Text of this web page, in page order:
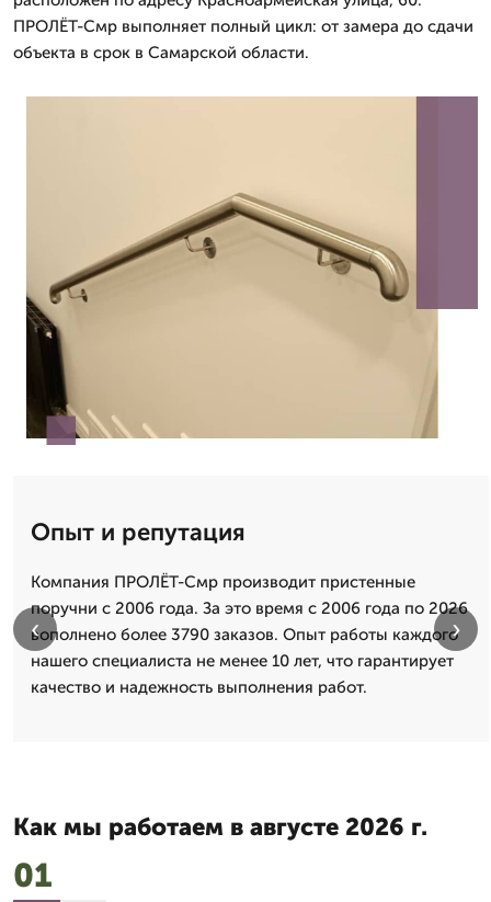
ПРОЛЁТ-Смр выполняет полный цикл: от замера до сдачи
объекта в срок в Самарской области.
Опыт и репутация
Компания ПРОЛЁТ-Смр производит пристенные
поручни с 2006 года. За это время с 2006 года по 2026
вополнено более 3790 заказов. Опыт работы каждого
нашего специалиста не менее 10 лет, что гарантирует
качество и надежность выполнения работ.
‹ ›
Как мы работаем в августе 2026 г.
01